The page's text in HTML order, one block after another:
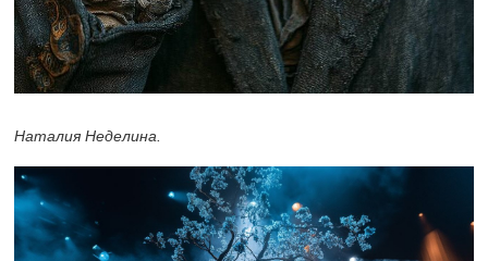
Наталия Неделина.